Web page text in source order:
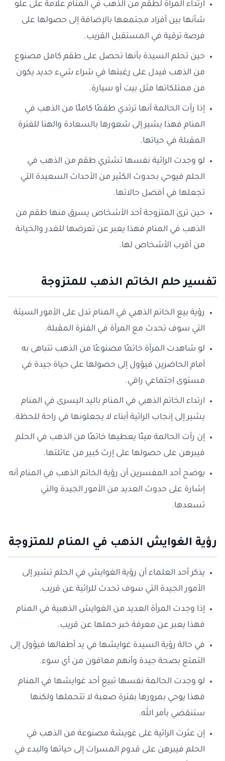
ارتداء المرأة لطقم من الذهب في المنام علامة على علو
شأنها بين أفراد مجتمعها بالإضافة إلى حصولها على
فرصة ترقية في المستقبل القريب.
حين تحلم السيدة بأنها تحصل على طقم كامل مصنوع
من الذهب فيدل على رغبتها في شراء شيء جديد يكون
من ممتلكاتها مثل بيت أو سيارة.
إذا رأت الحالمة أنها ترتدي طقمًا كاملًا من الذهب في
المنام فهذا يشير إلى شعورها بالسعادة والهنا للفترة
المقبلة في حياتها.
لو وجدت الرائية نفسها تشتري طقم من الذهب في
الحلم فيوحي بحدوث الكثير من الأحداث السعيدة التي
تجعلها في أفضل حالاتها.
حين ترى المتزوجة أحد الأشخاص يسرق منها طقم من
الذهب في المنام فهذا يعبر عن تعرضها للغدر والخيانة
من أقرب الأشخاص لها.
تفسير حلم الخاتم الذهب للمتزوجة
رؤية بيع الخاتم الذهبي في المنام تدل على الأمور السيئة
التي سوف تحدث مع المرأة في الفترة المقبلة.
لو شاهدت المرأة خاتمًا مصنوعًا من الذهب تتباهى به
أمام الحاضرين فيؤول إلى حصولها على حياة جيدة في
مستوى اجتماعي راقي.
ارتداء الخاتم الذهبي في المنام باليد اليسرى في المنام
يشير إلى إنجاب الرائية أبناء لا يجعلونها في راحة للحظة.
إن رأت الحالمة ميتًا يعطيها خاتمًا من الذهب في الحلم
فيبرهن على حصولها على إرث كبير من عائلتها.
يوضح أحد المفسرين أن رؤية الخاتم الذهب في المنام أنه
إشارة على حدوث العديد من الأمور الجيدة والتي
تسعدها.
رؤية الغوايش الذهب في المنام للمتزوجة
يذكر أحد العلماء أن رؤية الغوايش في الحلم تشير إلى
الأمور الجيدة التي سوف تحدث للرائية عن قريب.
إذا وجدت المرأة العديد من الغوايش الذهبية في المنام
فهذا يعبر عن معرفة خبر حملها عن قريب.
في حالة رؤية السيدة غوايشها في يد أطفالها فيؤول إلى
التمتع بصحة جيدة وأنهم معافون من أي سوء.
لو وجدت الحالمة نفسها تبيع أحد غوايشها في المنام
فهذا يوحي بمرورها بفترة صعبة لا تتحملها ولكنها
ستنقضي بأمر الله.
إن عثرت الرائية على غويشة مصنوعة من الذهب في
الحلم فيبرهن على قدوم المسرات إلى حياتها والبدء في